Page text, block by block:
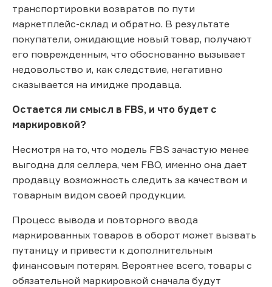
транспортировки возвратов по пути
маркетплейс-склад и обратно. В результате
покупатели, ожидающие новый товар, получают
его поврежденным, что обоснованно вызывает
недовольство и, как следствие, негативно
сказывается на имидже продавца.
Остается ли смысл в FBS, и что будет с
маркировкой?
Несмотря на то, что модель FBS зачастую менее
выгодна для селлера, чем FBO, именно она дает
продавцу возможность следить за качеством и
товарным видом своей продукции.
Процесс вывода и повторного ввода
маркированных товаров в оборот может вызвать
путаницу и привести к дополнительным
финансовым потерям. Вероятнее всего, товары с
обязательной маркировкой сначала будут